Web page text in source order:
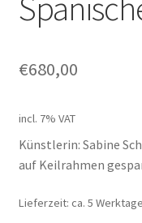
Leinwände
Zeichnen/
Papier
€680,00
incl. 7% VAT
Künstlerin: Sabine
auf Keilrahmen
Lieferzeit: ca. 5 Werktage